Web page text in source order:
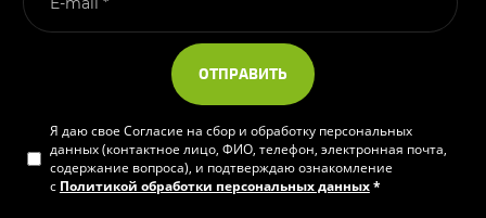
ОТПРАВИТЬ
Я даю свое Согласие на сбор и обработку персональных
данных (контактное лицо, ФИО, телефон, электронная почта,
содержание вопроса), и подтверждаю ознакомление
с Политикой обработки персональных данных*